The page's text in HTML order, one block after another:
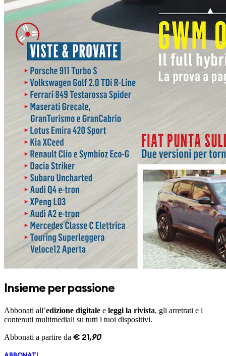
Insieme per passione
Abbonati all’edizione digitale e leggi la rivista, gli arretrati e i
contenuti multimediali su tutti i tuoi dispositivi.
Abbonati a partire da € 21 ,90